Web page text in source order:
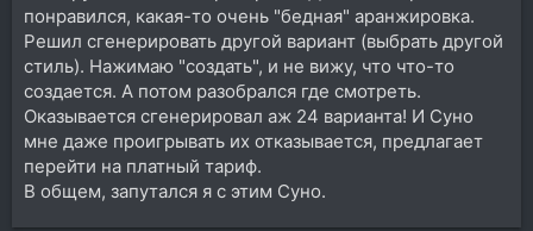
понравился, какая-то очень "бедная" аранжировка.
Решил сгенерировать другой вариант (выбрать другой
стиль). Нажимаю "создать", и не вижу, что что-то
создается. А потом разобрался где смотреть.
Оказывается сгенерировал аж 24 варианта! И Суно
мне даже проигрывать их отказывается, предлагает
перейти на платный тариф.
В общем, запутался я с этим Суно.